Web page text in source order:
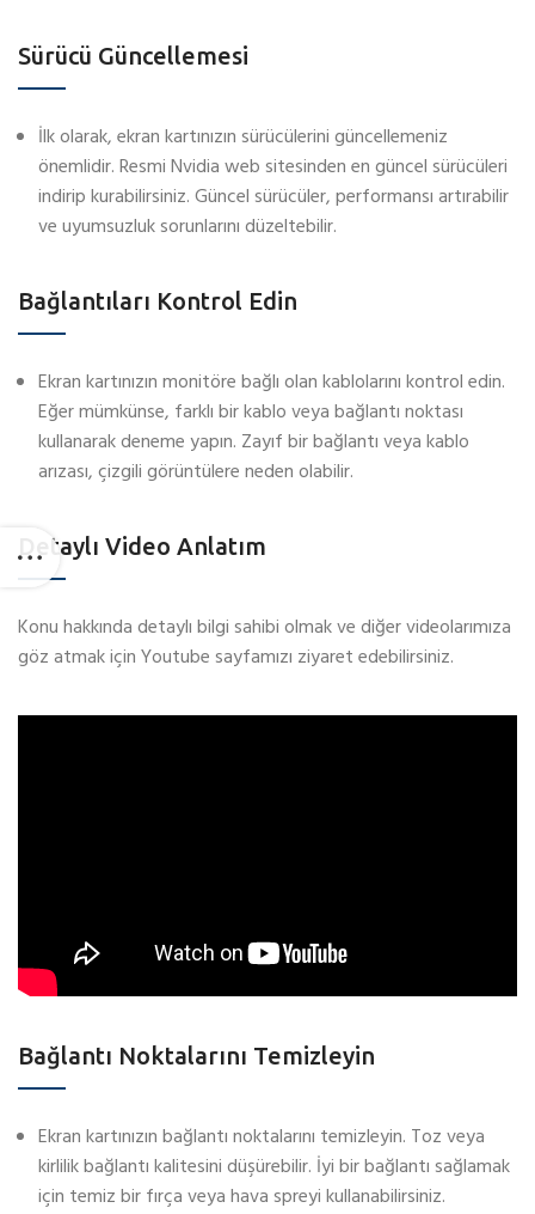
Sürücü Güncellemesi
İlk olarak, ekran kartınızın sürücülerini güncellemeniz
önemlidir. Resmi Nvidia web sitesinden en güncel sürücüleri
indirip kurabilirsiniz. Güncel sürücüler, performansı artırabilir
ve uyumsuzluk sorunlarını düzeltebilir.
Bağlantıları Kontrol Edin
Ekran kartınızın monitöre bağlı olan kablolarını kontrol edin.
Eğer mümkünse, farklı bir kablo veya bağlantı noktası
kullanarak deneme yapın. Zayıf bir bağlantı veya kablo
arızası, çizgili görüntülere neden olabilir.
Detaylı Video Anlatım
Konu hakkında detaylı bilgi sahibi olmak ve diğer videolarımıza
göz atmak için Youtube sayfamızı ziyaret edebilirsiniz.
Bağlantı Noktalarını Temizleyin
Ekran kartınızın bağlantı noktalarını temizleyin. Toz veya
kirlilik bağlantı kalitesini düşürebilir. İyi bir bağlantı sağlamak
için temiz bir fırça veya hava spreyi kullanabilirsiniz.